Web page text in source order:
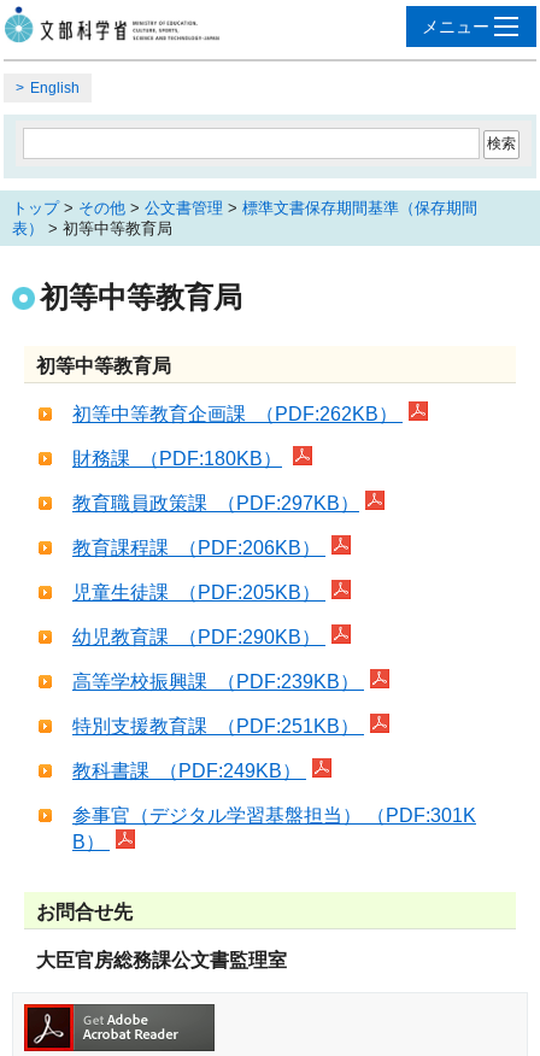
English
トップ> その他 > 公文書管理 > 標準文書保存期間基準（保存期間
表）
> 初等中等教育局
初等中等教育局
初等中等教育局
初等中等教育企画課 （PDF:262KB）
財務課 （PDF:180KB）
教育職員政策課 （PDF:297KB）
教育課程課 （PDF:206KB）
児童生徒課 （PDF:205KB）
幼児教育課 （PDF:290KB）
高等学校振興課 （PDF:239KB）
特別支援教育課 （PDF:251KB）
教科書課 （PDF:249KB）
参事官（デジタル学習基盤担当） （PDF:301K
B）
お問合せ先
大臣官房総務課公文書監理室